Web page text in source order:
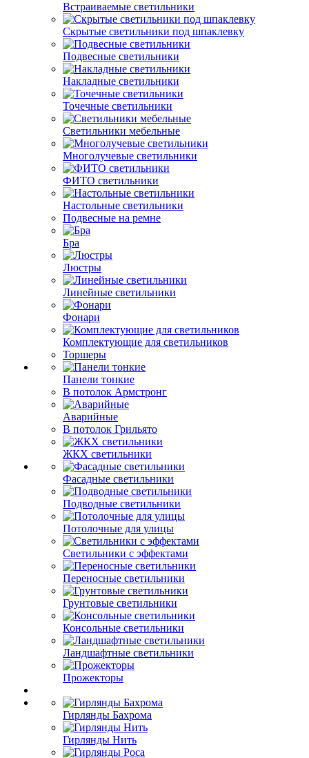
Встраиваемые светильники
Скрытые светильники под шпаклевку
Подвесные светильники
Накладные светильники
Точечные светильники
Светильники мебельные
Многолучевые светильники
ФИТО светильники
Настольные светильники
Подвесные на ремне
Бра
Люстры
Линейные светильники
Фонари
Комплектующие для светильников
Торшеры
Панели тонкие
В потолок Армстронг
Аварийные
В потолок Грильято
ЖКХ светильники
Фасадные светильники
Подводные светильники
Потолочные для улицы
Светильники с эффектами
Переносные светильники
Грунтовые светильники
Консольные светильники
Ландшафтные светильники
Прожекторы
Гирлянды Бахрома
Гирлянды Нить